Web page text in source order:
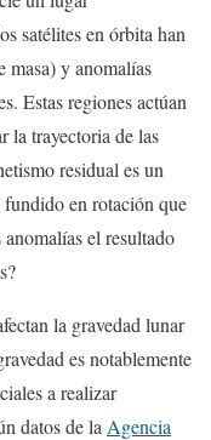
satélites en órbita han
masa) y anomalías
Estas regiones actúan
la trayectoria de las
residual es un
en rotación que
el resultado
la gravedad lunar
es notablemente
a realizar
datos de la Agencia